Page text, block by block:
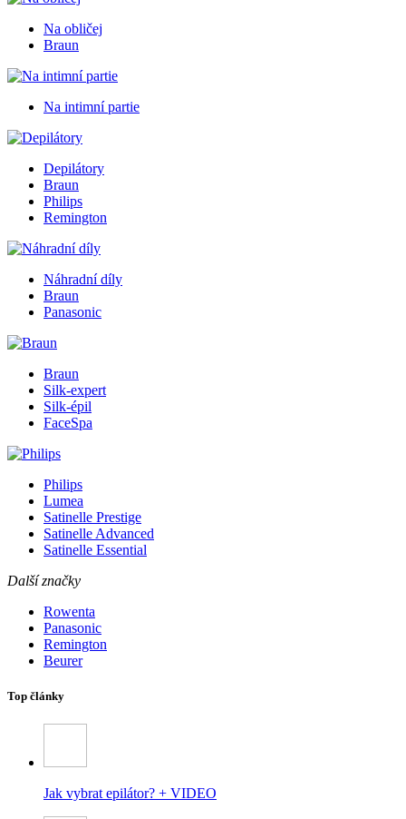
Na obličej
Braun
Na intimní partie
Depilátory
Braun
Philips
Remington
Náhradní díly
Braun
Panasonic
Braun
Silk-expert
Silk-épil
FaceSpa
Philips
Lumea
Satinelle Prestige
Satinelle Advanced
Satinelle Essential
Další značky
Rowenta
Panasonic
Remington
Beurer
Top články
Jak vybrat epilátor? + VIDEO